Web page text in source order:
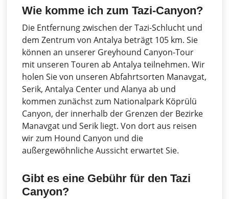
Wie komme ich zum Tazi-Canyon?
Die Entfernung zwischen der Tazi-Schlucht und
dem Zentrum von Antalya beträgt 105 km. Sie
können an unserer Greyhound Canyon-Tour
mit unseren Touren ab Antalya teilnehmen. Wir
holen Sie von unseren Abfahrtsorten Manavgat,
Serik, Antalya Center und Alanya ab und
kommen zunächst zum Nationalpark Köprülü
Canyon, der innerhalb der Grenzen der Bezirke
Manavgat und Serik liegt. Von dort aus reisen
wir zum Hound Canyon und die
außergewöhnliche Aussicht erwartet Sie.
Gibt es eine Gebühr für den Tazi
Canyon?